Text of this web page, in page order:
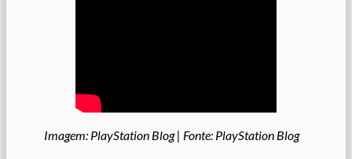
Imagem: PlayStation Blog | Fonte: PlayStation Blog